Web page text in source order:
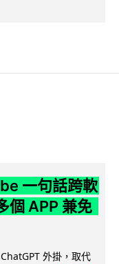
一句話跨軟
個 APP 兼免
外掛，取代